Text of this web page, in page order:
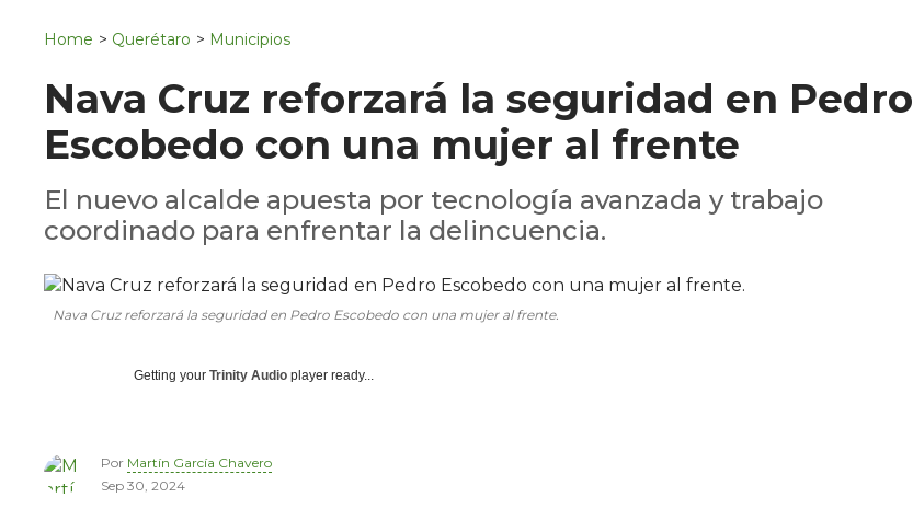
Home > Querétaro > Municipios
Nava Cruz reforzará la seguridad en Pedro
Escobedo con una mujer al frente
El nuevo alcalde apuesta por tecnología avanzada y trabajo
coordinado para enfrentar la delincuencia.
Nava Cruz reforzará la seguridad en Pedro Escobedo con una mujer al frente.
Getting your Trinity Audio player ready...
Por Martín García Chavero
Sep 30, 2024